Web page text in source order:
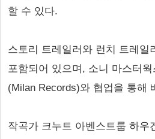
할 수 있다.
스토리 트레일러와 런치 트레일
포함되어 있으며, 소니 마스터
(Milan Records)와 협업을 통해
작곡가 크누트 아벤스트룹 하우